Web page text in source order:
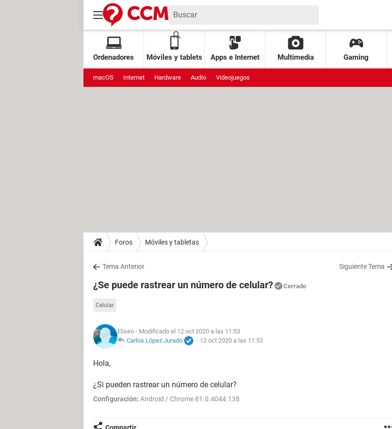
Ordenadores Móviles y tablets Apps e Internet Multimedia Gaming
macOS Internet Hardware Audio Videojuegos
Foros Móviles y tabletas
Tema Anterior Siguiente Tema
¿Se puede rastrear un número de celular? Cerrado
Celular
Eliseo - Modificado el 12 oct 2020 a las 11:53
Carlos López Jurado
- 12 oct 2020 a las 11:53
Hola,
¿Si pueden rastrear un número de celular?
Configuración: Android / Chrome 81.0.4044.138